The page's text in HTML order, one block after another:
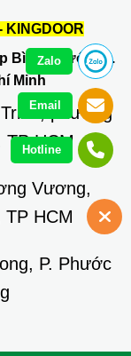
KINGDOOR
Bình Phước, Q.
Minh
phường
HCM
Vương,
HCM
P. Phước
Zalo
Email
Hotline